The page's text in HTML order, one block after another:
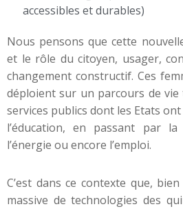
accessibles et durables)
Nous pensons que cette
et le rôle du citoyen, usager,
changement constructif. Ces
déploient sur un parcours de
services publics dont les Etats
l’éducation, en passant par la
l’énergie ou encore l’emploi.
C’est dans ce contexte que,
massive de technologies des